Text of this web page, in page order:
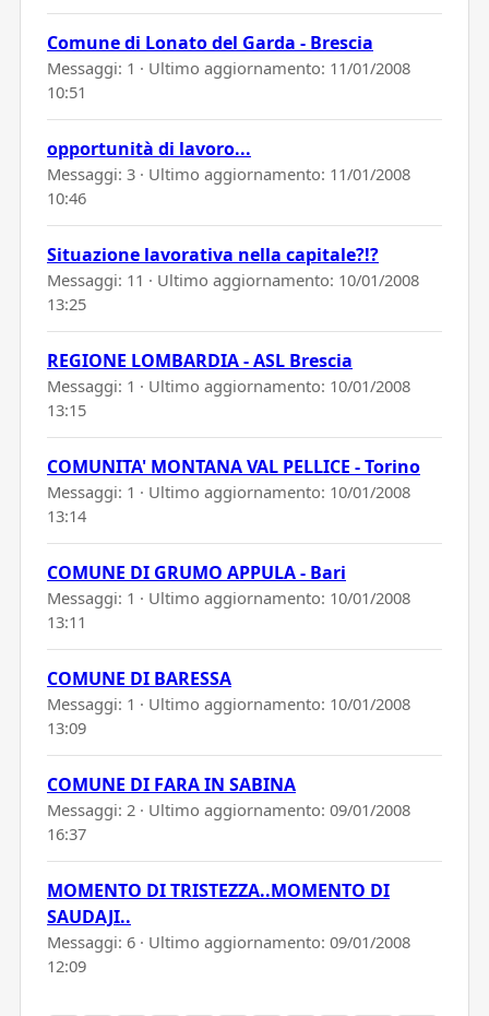
Comune di Lonato del Garda - Brescia
Messaggi: 1 · Ultimo aggiornamento: 11/01/2008
10:51
opportunità di lavoro...
Messaggi: 3 · Ultimo aggiornamento: 11/01/2008
10:46
Situazione lavorativa nella capitale?!?
Messaggi: 11 · Ultimo aggiornamento: 10/01/2008
13:25
REGIONE LOMBARDIA - ASL Brescia
Messaggi: 1 · Ultimo aggiornamento: 10/01/2008
13:15
COMUNITA' MONTANA VAL PELLICE - Torino
Messaggi: 1 · Ultimo aggiornamento: 10/01/2008
13:14
COMUNE DI GRUMO APPULA - Bari
Messaggi: 1 · Ultimo aggiornamento: 10/01/2008
13:11
COMUNE DI BARESSA
Messaggi: 1 · Ultimo aggiornamento: 10/01/2008
13:09
COMUNE DI FARA IN SABINA
Messaggi: 2 · Ultimo aggiornamento: 09/01/2008
16:37
MOMENTO DI TRISTEZZA..MOMENTO DI
SAUDAJI..
Messaggi: 6 · Ultimo aggiornamento: 09/01/2008
12:09